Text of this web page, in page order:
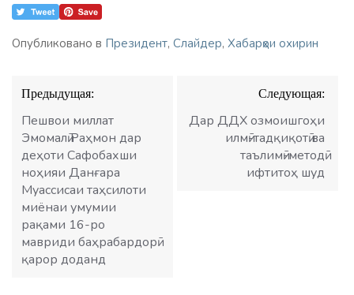
Опубликовано в Президент, Слайдер, Хабарҳои охирин
Навигация
по
записям
Предыдущая:
Пешвои миллат
Эмомалӣ Раҳмон дар
деҳоти Сафобахши
ноҳияи Данғара
Муассисаи таҳсилоти
миёнаи умумии
рақами 16-ро
мавриди баҳрабардорӣ
қарор доданд
Следующая:
Дар ДДХ озмоишгоҳи
илмӣ-тадқиқотӣ ва
таълимӣ-методӣ
ифтитоҳ шуд